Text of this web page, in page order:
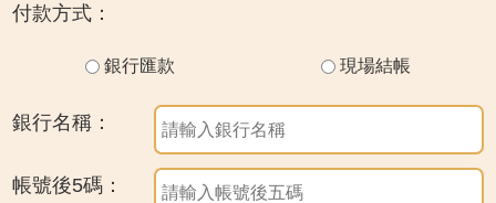
付款方式：
銀行匯款 現場結帳
銀行名稱：
帳號後5碼：